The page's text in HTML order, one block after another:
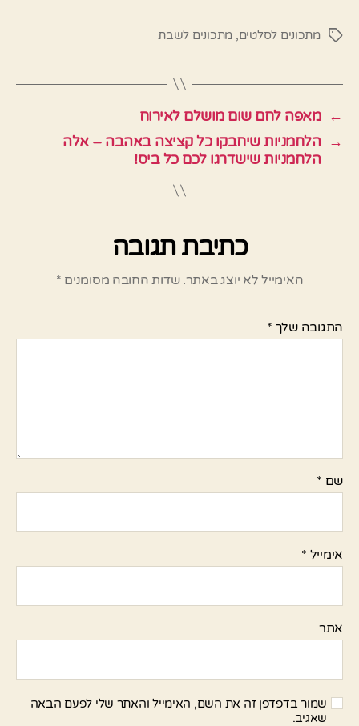
תגיותמתכונים לסלטים, מתכונים לשבת
← מאפה לחם שום מושלם לאירוח
→ הלחמניות שיחבקו כל קציצה באהבה – אלה
הלחמניות שישדרגו לכם כל ביס!
כתיבת תגובה
האימייל לא יוצג באתר. שדות החובה מסומנים *
התגובה שלך *
שם *
אימייל *
אתר
שמור בדפדפן זה את השם, האימייל והאתר שלי לפעם הבאה
שאגיב.